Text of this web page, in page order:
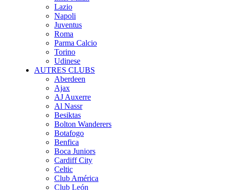
Lazio
Napoli
Juventus
Roma
Parma Calcio
Torino
Udinese
AUTRES CLUBS
Aberdeen
Ajax
AJ Auxerre
Al Nassr
Besiktas
Bolton Wanderers
Botafogo
Benfica
Boca Juniors
Cardiff City
Celtic
Club América
Club León